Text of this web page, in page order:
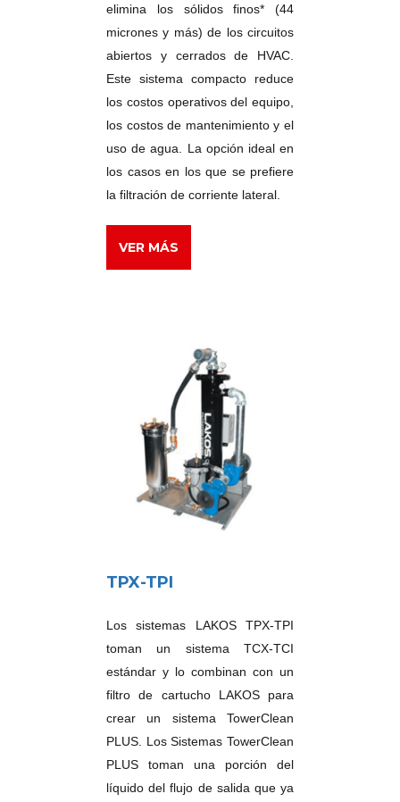
elimina los sólidos finos* (44
micrones y más) de los circuitos
abiertos y cerrados de HVAC.
Este sistema compacto reduce
los costos operativos del equipo,
los costos de mantenimiento y el
uso de agua. La opción ideal en
los casos en los que se prefiere
la filtración de corriente lateral.
VER MÁS
TPX-TPI
Los sistemas LAKOS TPX-TPI
toman un sistema TCX-TCI
estándar y lo combinan con un
filtro de cartucho LAKOS para
crear un sistema TowerClean
PLUS. Los Sistemas TowerClean
PLUS toman una porción del
líquido del flujo de salida que ya